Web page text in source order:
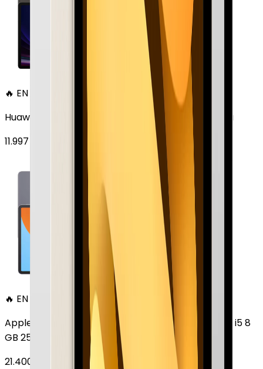
🔥 EN ÇOK SATAN
Huawei MatePad 11.5 128 GB 11.5 inç Wi-Fi Uzay Grisi
11.997
🔥 EN ÇOK SATAN
Apple MacBook Air 13" (13-inch, 2020) 1.1 GHz Core i5 8
GB 256 GB Altın
21.400
başlayan fiyatlar